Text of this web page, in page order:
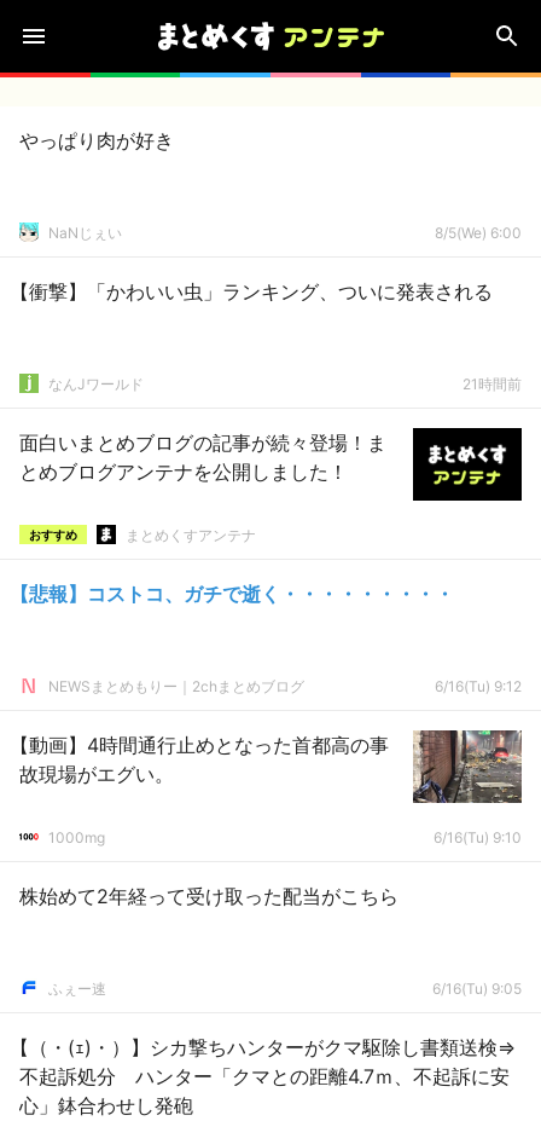
やっぱり肉が好き
NaNじぇい 8/5(We) 6:00
【衝撃】「かわいい虫」ランキング、ついに発表される
なんJワールド 21時間前
面白いまとめブログの記事が続々登場！ま
とめブログアンテナを公開しました！
おすすめ まとめくすアンテナ
【悲報】コストコ、ガチで逝く・・・・・・・・・
NEWSまとめもりー｜2chまとめブログ 6/16(Tu) 9:12
【動画】4時間通行止めとなった首都高の事
故現場がエグい。
1000mg 6/16(Tu) 9:10
株始めて2年経って受け取った配当がこちら
ふぇー速 6/16(Tu) 9:05
【（・(ｪ)・）】シカ撃ちハンターがクマ駆除し書類送検⇒
不起訴処分 ハンター「クマとの距離4.7ｍ、不起訴に安
心」鉢合わせし発砲